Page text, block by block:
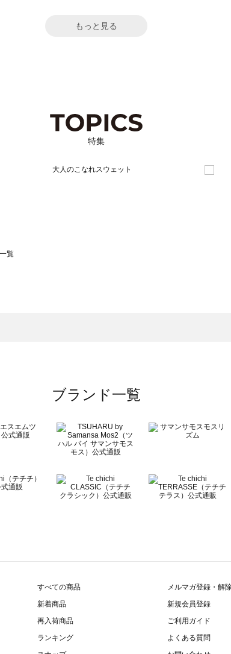
もっと見る
特集
覧
ウェア一覧
覧
ブランド一覧
すべての商品
新着商品
再入荷商品
ランキング
メルマガ登録・解
新規会員登録
ご利用ガイド
よくある質問